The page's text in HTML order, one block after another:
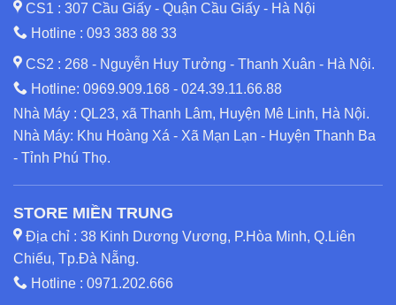
CS1 : 307 Cầu Giấy - Quận Cầu Giấy - Hà Nội
Hotline : 093 383 88 33
CS2 : 268 - Nguyễn Huy Tưởng - Thanh Xuân - Hà Nội.
Hotline: 0969.909.168 - 024.39.11.66.88
Nhà Máy : QL23, xã Thanh Lâm, Huyện Mê Linh, Hà Nội.
Nhà Máy: Khu Hoàng Xá - Xã Mạn Lạn - Huyện Thanh Ba
- Tỉnh Phú Thọ.
STORE MIỀN TRUNG
Địa chỉ : 38 Kinh Dương Vương, P.Hòa Minh, Q.Liên
Chiểu, Tp.Đà Nẵng.
Hotline : 0971.202.666